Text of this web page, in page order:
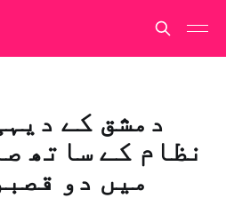
دمشق کے
نظام کے ساتھ
میں دو